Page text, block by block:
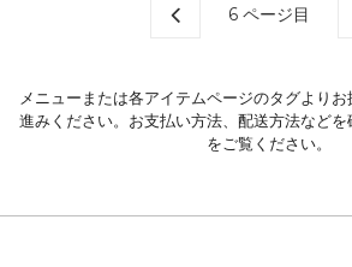
6 ページ目
メニューまたは各アイテムページのタグより
進みください。お支払い方法、配送方法など
をご覧ください。